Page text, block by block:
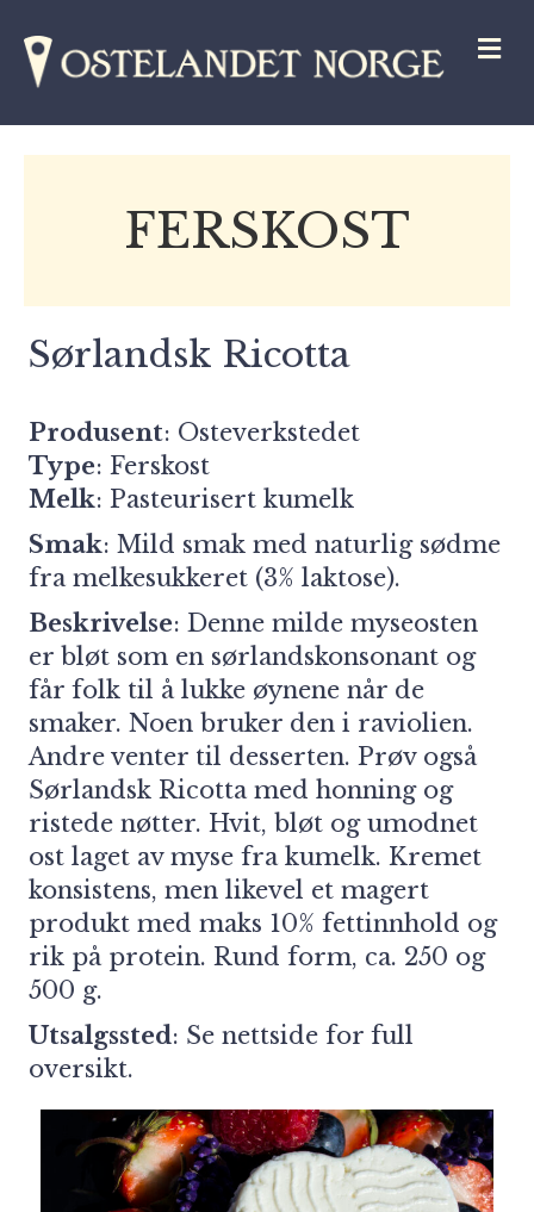
FERSKOST
Sørlandsk Ricotta
Produsent: Osteverkstedet
Type: Ferskost
Melk: Pasteurisert kumelk
Smak: Mild smak med naturlig sødme
fra melkesukkeret (3% laktose).
Beskrivelse: Denne milde myseosten
er bløt som en sørlandskonsonant og
får folk til å lukke øynene når de
smaker. Noen bruker den i raviolien.
Andre venter til desserten. Prøv også
Sørlandsk Ricotta med honning og
ristede nøtter. Hvit, bløt og umodnet
ost laget av myse fra kumelk. Kremet
konsistens, men likevel et magert
produkt med maks 10% fettinnhold og
rik på protein. Rund form, ca. 250 og
500 g.
Utsalgssted: Se nettside for full
oversikt.